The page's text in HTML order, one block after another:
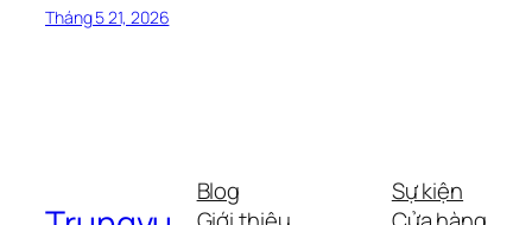
Tháng 5 21, 2026
Blog
Sự kiện